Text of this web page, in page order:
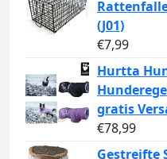
(J01)
€7,99
Hurtta
gratis
€78,99
Gestreifte